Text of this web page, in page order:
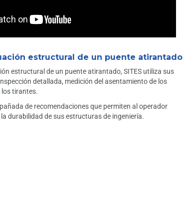
estructural de un puente atirantado
estructural de un puente atirantado, SITES utiliza sus
detallada, medición del asentamiento de los
los tirantes.
de recomendaciones que permiten al operador
durabilidad de sus estructuras de ingeniería.